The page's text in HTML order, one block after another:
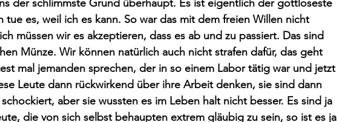
der schlimmste Grund überhaupt. Es ist eigentlich der gottloseste
tue es, weil ich es kann. So war das mit dem freien Willen nicht
müssen wir es akzeptieren, dass es ab und zu passiert. Das sind
Münze. Wir können natürlich auch nicht strafen dafür, das geht
mal jemanden sprechen, der in so einem Labor tätig war und jetzt
Leute dann rückwirkend über ihre Arbeit denken, sie sind dann
aber sie wussten es im Leben halt nicht besser. Es sind ja
die von sich selbst behaupten extrem gläubig zu sein, so ist es ja